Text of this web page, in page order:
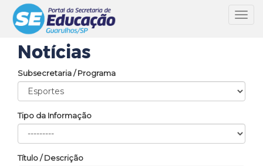
Notícias
Subsecretaria / Programa
Tipo da Informação
Título / Descrição